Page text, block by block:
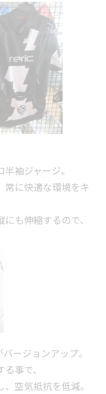
袖ジャージ。
常に快適な環境をキ
も伸縮するので、
ージョンアップ。
事で、
空気抵抗を低減。